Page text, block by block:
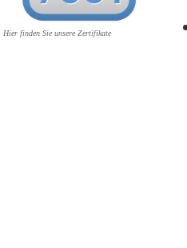
Hier finden Sie unsere Zertifikate